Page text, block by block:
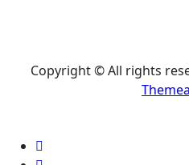
Copyright © All rights